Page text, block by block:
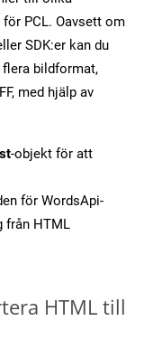
PCL. Oavsett om
SDK:er kan du
bildformat,
med hjälp av
-objekt för att
för WordsApi-
från HTML
HTML till